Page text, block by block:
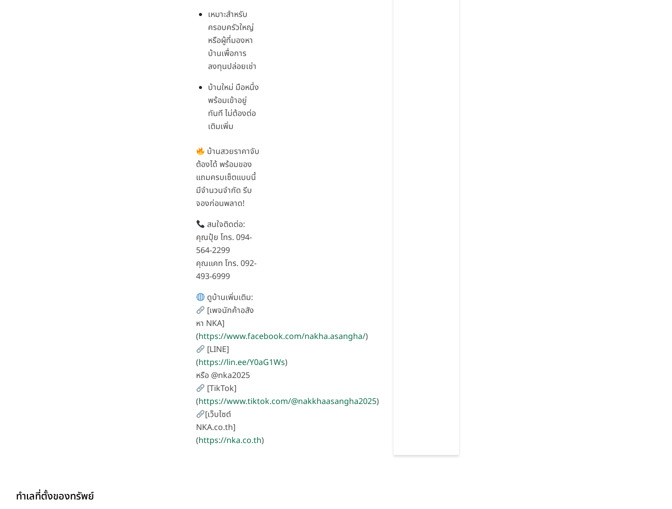
เหมาะสำหรับ
ครอบครัวใหญ่
หรือผู้ที่มองหา
บ้านเพื่อการ
ลงทุนปล่อยเช่า
บ้านใหม่ มือหนึ่ง
พร้อมเข้าอยู่
ทันที ไม่ต้องต่อ
เติมเพิ่ม
บ้านสวยราคาจับ
ต้องได้ พร้อมของ
แถมครบเซ็ตแบบนี้
มีจำนวนจำกัด รีบ
จองก่อนพลาด!
สนใจติดต่อ:
คุณปุ้ย โทร. 094-
564-2299
คุณแคท โทร. 092-
493-6999
ดูบ้านเพิ่มเติม:
[เพจนักค้าอสัง
หา NKA]
(https://www.facebook.com/nakha.asangha/)
[LINE]
(https://lin.ee/Y0aG1Ws)
หรือ @nka2025
[TikTok]
(https://www.tiktok.com/@nakkhaasangha2025)
[เว็บไซต์
NKA.co.th]
(https://nka.co.th)
ทำเลที่ตั้งของทรัพย์